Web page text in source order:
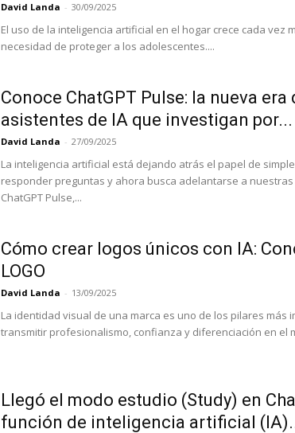
David Landa - 30/09/2025
El uso de la inteligencia artificial en el hogar crece cada vez
necesidad de proteger a los adolescentes....
Conoce ChatGPT Pulse: la nueva era
asistentes de IA que investigan por...
David Landa - 27/09/2025
La inteligencia artificial está dejando atrás el papel de
responder preguntas y ahora busca adelantarse a nuestras
ChatGPT Pulse,...
Cómo crear logos únicos con IA:
LOGO
David Landa - 13/09/2025
La identidad visual de una marca es uno de los pilares más
transmitir profesionalismo, confianza y diferenciación en el
Llegó el modo estudio (Study) en
función de inteligencia artificial